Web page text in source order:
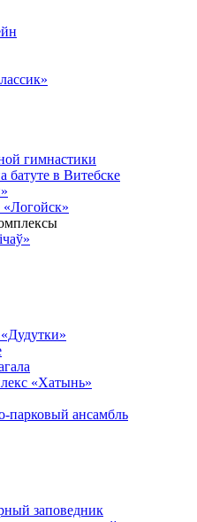
гимнастики
в Витебске
«Хатынь»
парковый ансамбль
заповедник